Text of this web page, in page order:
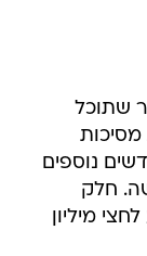
שתוכל
נוספים
חלק
מיליון